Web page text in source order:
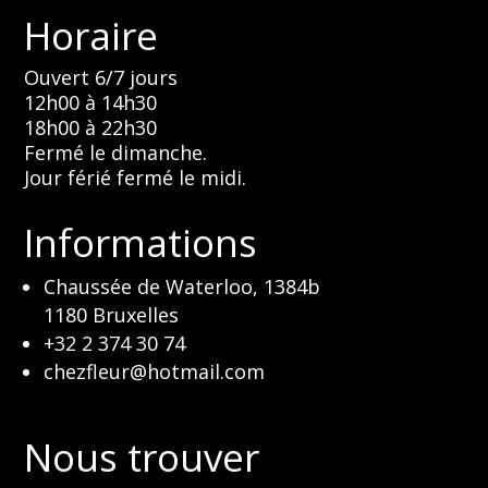
Horaire
Ouvert 6/7 jours
12h00 à 14h30
18h00 à 22h30
Fermé le dimanche.
Jour férié fermé le midi.
Informations
Chaussée de Waterloo, 1384b
1180 Bruxelles
+32 2 374 30 74
chezfleur@hotmail.com
Nous trouver